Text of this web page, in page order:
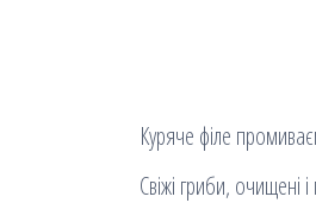
Куряче філе
Свіжі гриби,